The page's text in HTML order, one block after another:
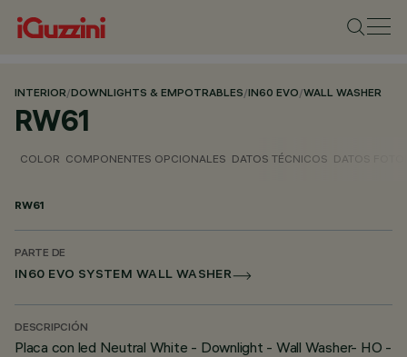
INTERIOR/DOWNLIGHTS & EMPOTRABLES/IN60 EVO/WALL WASHER
RW61
COLOR COMPONENTES OPCIONALES DATOS TÉCNICOS DATOS
RW61
PARTE DE
IN60 EVO SYSTEM WALL WASHER
DESCRIPCIÓN
Placa con led Neutral White - Downlight - Wall Washer- HO -